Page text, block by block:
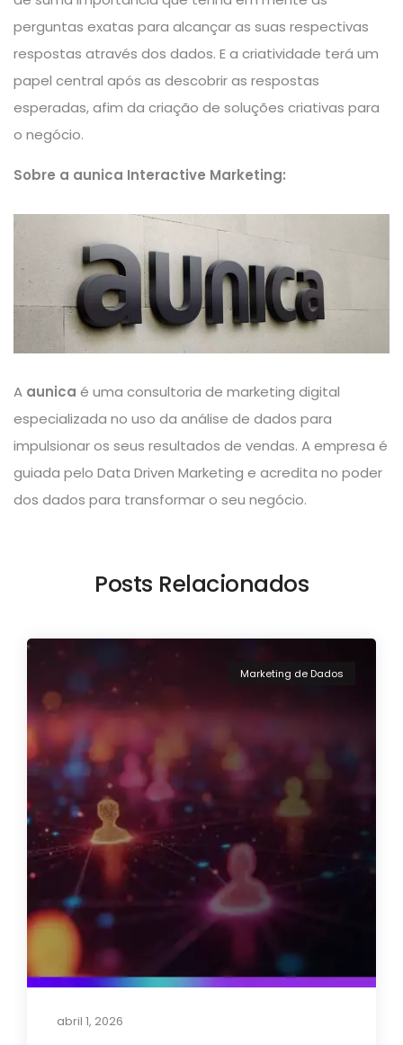
perguntas exatas para alcançar as suas respectivas
respostas através dos dados. E a criatividade terá um
papel central após as descobrir as respostas
esperadas, afim da criação de soluções criativas para
o negócio.
Sobre a aunica Interactive Marketing:
A aunica é uma consultoria de marketing digital
especializada no uso da análise de dados para
impulsionar os seus resultados de vendas. A empresa é
guiada pelo Data Driven Marketing e acredita no poder
dos dados para transformar o seu negócio.
Posts Relacionados
Marketing de Dados
abril 1, 2026